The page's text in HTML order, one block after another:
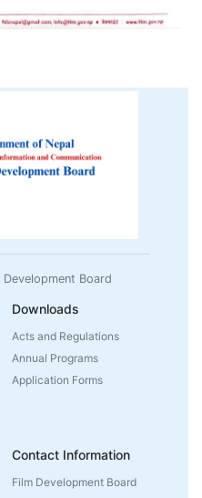
Board
Downloads
Acts and Regulations
Annual Programs
Application Forms
Contact Information
Film Development Board